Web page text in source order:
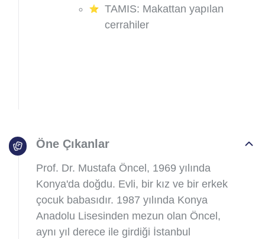
TAMIS: Makattan yapılan
cerrahiler
Öne Çıkanlar
Prof. Dr. Mustafa Öncel, 1969 yılında
Konya'da doğdu. Evli, bir kız ve bir erkek
çocuk babasıdır. 1987 yılında Konya
Anadolu Lisesinden mezun olan Öncel,
aynı yıl derece ile girdiği İstanbul